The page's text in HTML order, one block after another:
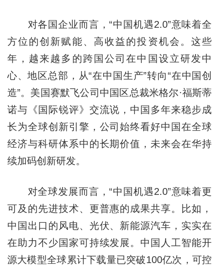
对各国企业而言，“中国机遇2.0”意味着全
方位的创新赋能、高收益的投资机会。这些
年，越来越多的跨国公司在中国设立研发中
心、地区总部，从“在中国生产”转向“在中国创
造”。美国赛默飞公司中国区总裁米格尔·福斯蒂
诺与《国际锐评》交流说，中国多年来稳步成
长为全球创新引擎，公司始终看好中国在全球
经济与科研体系中的长期价值，未来会在华持
续加码创新研发。
对全球发展而言，“中国机遇2.0”意味着更
可及的先进技术、更普惠的成果共享。比如，
中国出口的风电、光伏、新能源汽车，实实在
在助力不少国家可持续发展。中国人工智能开
源大模型全球累计下载量已突破100亿次，可控